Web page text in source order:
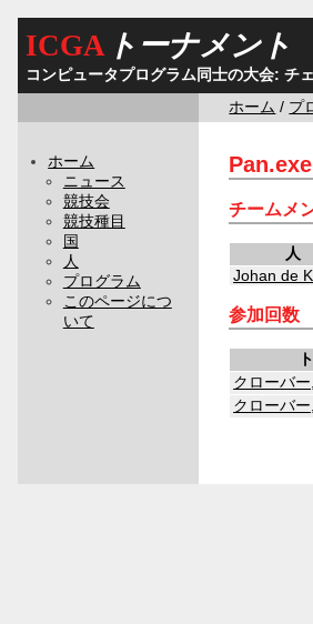
ICGAトーナメント
コンピュータプログラム同士の大会: チ
ホーム / プ
ホーム
ニュース
競技会
競技種目
国
人
プログラム
このページにつ
いて
Pan.exe
チームメ
人
Johan de
参加回数
クローバ
クローバ